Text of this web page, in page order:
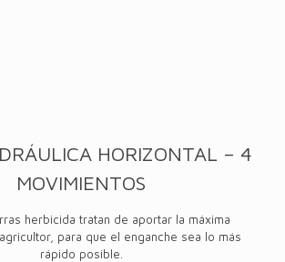
HORIZONTAL – 4
MOVIMIENTOS
herbicida tratan de aportar la máxima
para que el enganche sea lo más
rápido posible.